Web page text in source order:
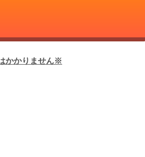
かかりません※